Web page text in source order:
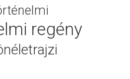
regény